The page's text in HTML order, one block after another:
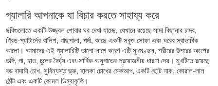
গ্যালারি আপনাকে যা বিচার করতে সাহায্য করে
ছবিগুলোতে একটি উজ্জ্বল শোবার ঘর দেখা যাচ্ছে, যেখানে রয়েছে সাদা বিছানার চাদর,
গ্রিড-প্যাটার্নের বালিশ, গাছপালা, পর্দা, কাছে একটি সবুজ সোফা এবং ঘরের স্বাভাবিক
আলো। আমাদের এই গ্যালারিটি ভালো লাগে কারণ এটি মুখমণ্ডল, শরীরের উপরের অংশের
ভঙ্গি, পা, হাত, চুলের দৈর্ঘ্য এবং সার্বিক অনুপাতের প্রয়োজনীয় ধারণা দেয়। মুখটিতে রয়েছে
বড় বাদামী চোখ, সুবিন্যস্ত ভ্রু, হালকা চোখের মেকআপ, একটি ছোট নাক, কোরাল-লাল
ঠোঁট এবং একটি কোমল ডিম্বাকৃতি।